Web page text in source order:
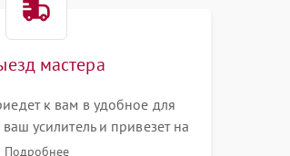
мастера
к вам в удобное для
усилитель и привезет на
Подробнее